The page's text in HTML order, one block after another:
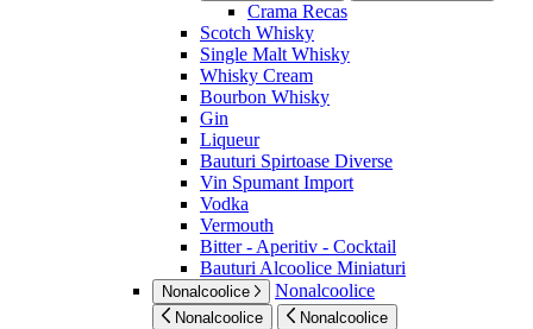
Crama Recas
Scotch Whisky
Single Malt Whisky
Whisky Cream
Bourbon Whisky
Gin
Liqueur
Bauturi Spirtoase Diverse
Vin Spumant Import
Vodka
Vermouth
Bitter - Aperitiv - Cocktail
Bauturi Alcoolice Miniaturi
Nonalcoolice Nonalcoolice
Nonalcoolice Nonalcoolice